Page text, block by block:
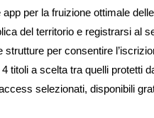
per la fruizione ottimale
del territorio e registrarsi al
strutture per consentire
titoli a scelta tra quelli protetti
selezionati, disponibili